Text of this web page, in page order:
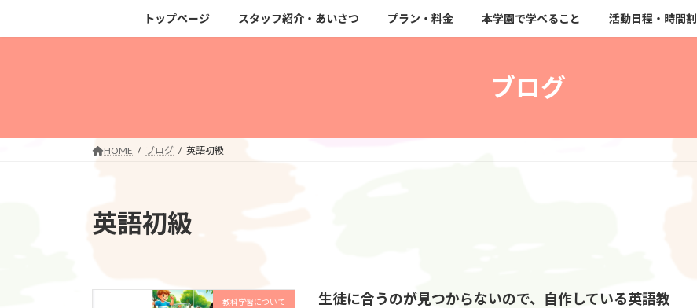
キ
に
トップページ スタッフ紹介・あいさつ プラン・料金 本学園で学べること 活動日程・時間割
ブログ
HOME ブログ 英語初級
英語初級
教科学習について
生徒に合うのが見つからないので、自作している英語教